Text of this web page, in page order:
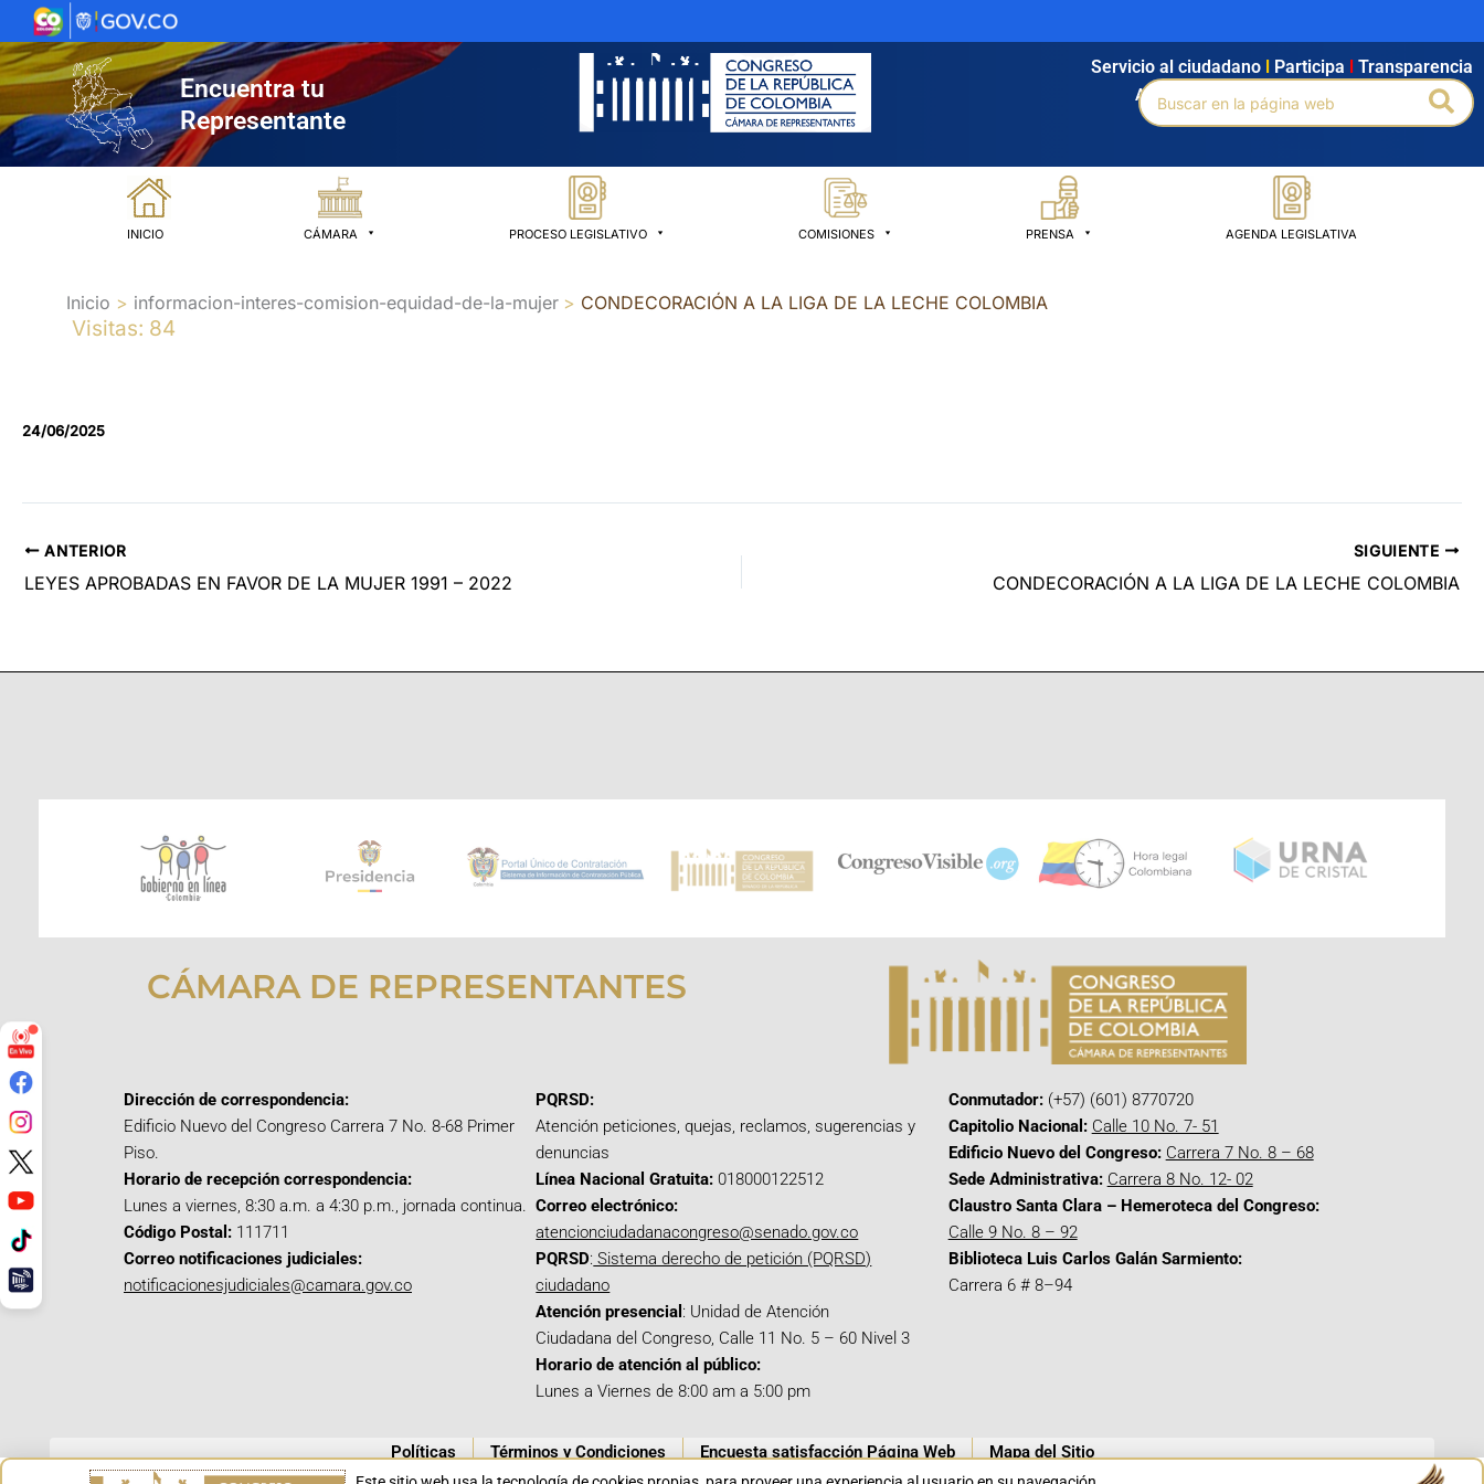
al
contenido
Encuentra tu
Representante
Agendamiento Intranet Búsqueda avanzada
Servicio al ciudadano Participa Transparencia
Buscar
por:
INICIO CÁMARA PROCESO LEGISLATIVO COMISIONES PRENSA AGENDA LEGISLATIVA
Inicio informacion-interes-comision-equidad-de-la-mujer CONDECORACIÓN A LA LIGA DE LA LECHE COLOMBIA
Visitas: 84
24/06/2025
ANTERIOR
LEYES APROBADAS EN FAVOR DE LA MUJER 1991 – 2022
SIGUIENTE
CONDECORACIÓN A LA LIGA DE LA LECHE COLOMBIA
CÁMARA DE REPRESENTANTES
Dirección de correspondencia:
Edificio Nuevo del Congreso Carrera 7 No. 8-68 Primer
Piso.
Horario de recepción correspondencia:
Lunes a viernes, 8:30 a.m. a 4:30 p.m., jornada continua.
Código Postal: 111711
Correo notificaciones judiciales:
notificacionesjudiciales@camara.gov.co
PQRSD:
Atención peticiones, quejas, reclamos, sugerencias y
denuncias
Línea Nacional Gratuita: 018000122512
Correo electrónico:
atencionciudadanacongreso@senado.gov.co
PQRSD: Sistema derecho de petición (PQRSD)
ciudadano
Atención presencial : Unidad de Atención
Ciudadana del Congreso, Calle 11 No. 5 – 60 Nivel 3
Horario de atención al público:
Lunes a Viernes de 8:00 am a 5:00 pm
Conmutador:(+57) (601) 8770720
Capitolio Nacional: Calle 10 No. 7- 51
Edificio Nuevo del Congreso: Carrera 7 No. 8 – 68
Sede Administrativa: Carrera 8 No. 12- 02
Claustro Santa Clara – Hemeroteca del Congreso:
Calle 9 No. 8 – 92
Biblioteca Luis Carlos Galán Sarmiento:
Carrera 6 # 8–94
Políticas Términos y Condiciones Encuesta satisfacción Página Web Mapa del Sitio